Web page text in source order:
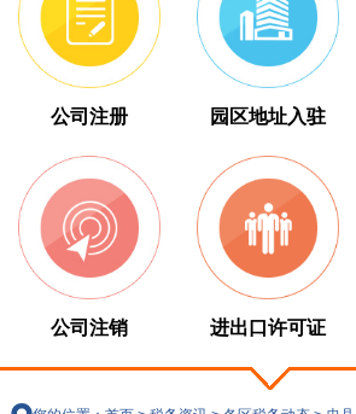
公司注册 园区地址入驻
公司注销 进出口许可证